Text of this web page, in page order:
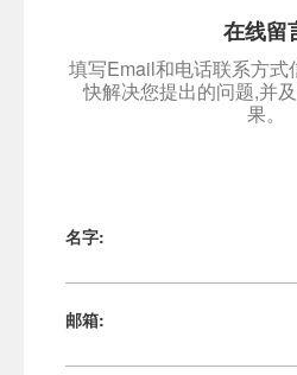
在线留
填写Email和电话联系方式
快解决您提出的问题,并
果。
名字:
邮箱: